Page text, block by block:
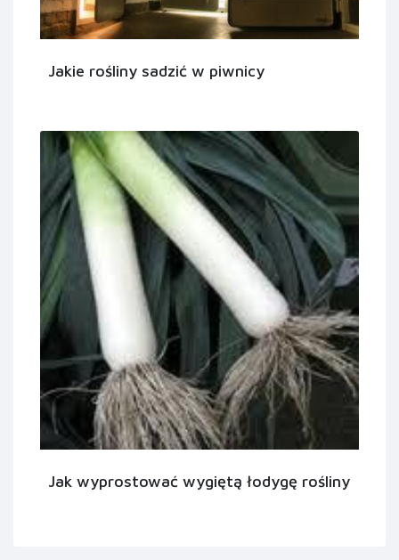
Jakie rośliny sadzić w piwnicy
Jak wyprostować wygiętą łodygę rośliny